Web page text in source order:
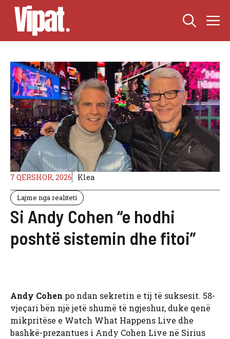
Skip
content
7 QERSHOR, 2026 Klea
Lajme nga realiteti
Si Andy Cohen “e hodhi
poshtë sistemin dhe fitoi”
Andy Cohen po ndan sekretin e tij të suksesit. 58-
vjeçari bën një jetë shumë të ngjeshur, duke qenë
mikpritëse e Watch What Happens Live dhe
bashkë-prezantues i Andy Cohen Live në Sirius